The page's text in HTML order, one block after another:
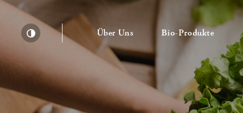
Über Uns— Untermenü ausklappen
Bio-Produkte—